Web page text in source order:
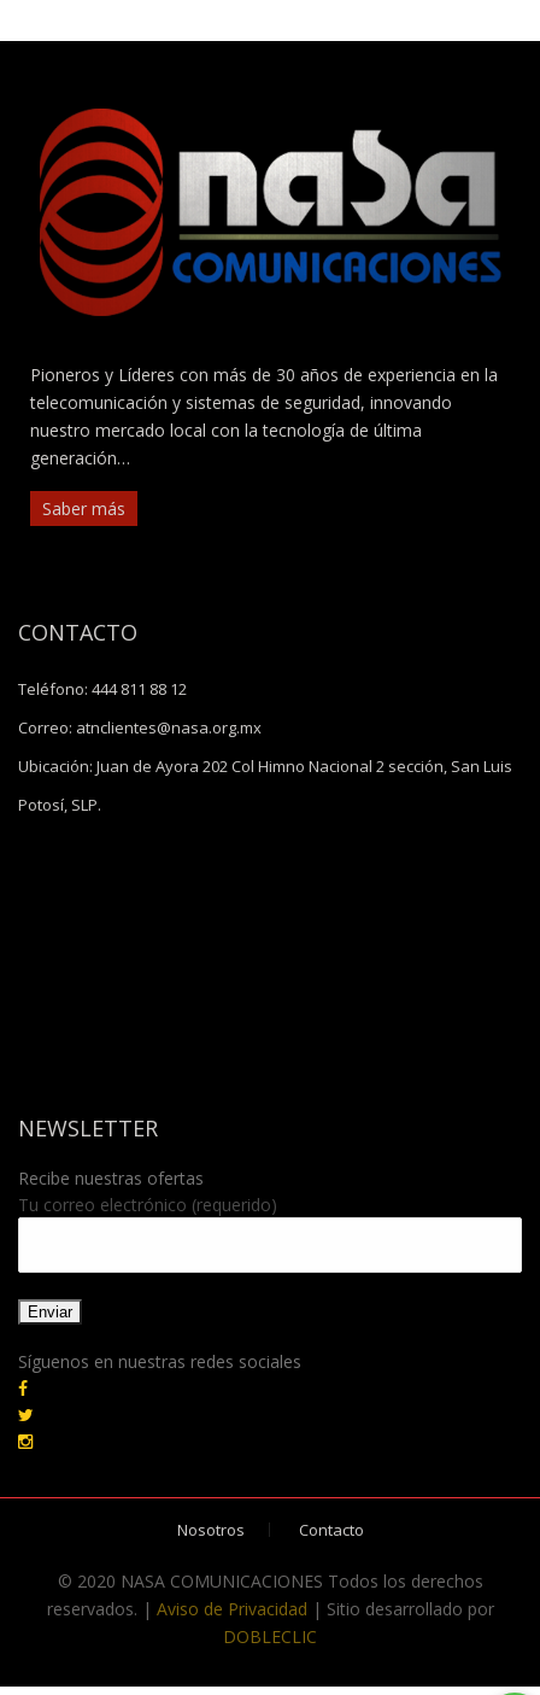
producto
Pioneros y Líderes con más de 30 años de experiencia en la
telecomunicación y sistemas de seguridad, innovando
nuestro mercado local con la tecnología de última
generación…
Saber más
CONTACTO
Teléfono: 444 811 88 12
Correo: atnclientes@nasa.org.mx
Ubicación: Juan de Ayora 202 Col Himno Nacional 2 sección, San Luis
Potosí, SLP.
NEWSLETTER
Recibe nuestras ofertas
Tu correo electrónico (requerido)
Síguenos en nuestras redes sociales
Nosotros Contacto
© 2020 NASA COMUNICACIONES Todos los derechos
reservados. | Aviso de Privacidad | Sitio desarrollado por
DOBLECLIC